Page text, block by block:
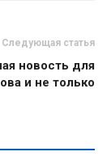
Следующая статья
новость для
и не только